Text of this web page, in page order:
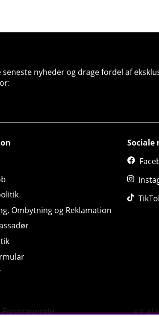
nyheder og drage fordel af
Ombytning og Reklamation
Sociale